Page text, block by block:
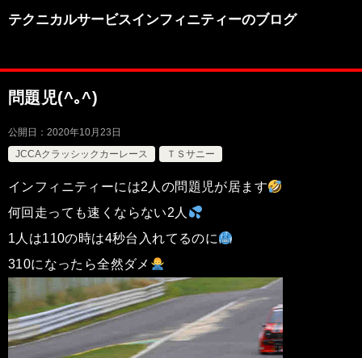
テクニカルサービスインフィニティーのブログ
問題児(^｡^)
公開日： 2020年10月23日
JCCAクラッシックカーレース
ＴＳサニー
インフィニティーには2人の問題児が居ます
何回走っても速くならない2人
1人は110の時は4秒台入れてるのに
310になったら全然ダメ